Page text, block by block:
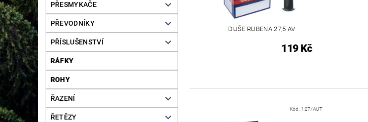
PŘESMYKAČE
PŘEVODNÍKY
PŘÍSLUŠENSTVÍ
RÁFKY
ROHY
ŘAZENÍ
ŘETĚZY
DUŠE RUBENA 27,5 AV
119 Kč
Kód: 127/AUT